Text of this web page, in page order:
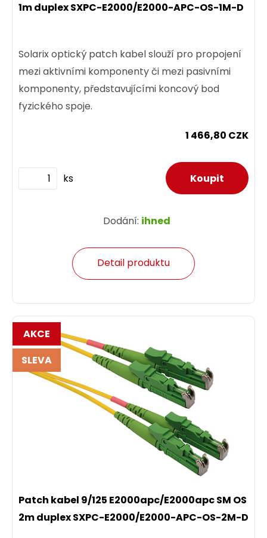
1m duplex SXPC-E2000/E2000-APC-OS-1M-D
Solarix optický patch kabel slouží pro propojení
mezi aktivními komponenty či mezi pasivními
komponenty, představujícími koncový bod
fyzického spoje.
1 466,80 CZK
ks
Dodání: ihned
Detail produktu
AKCE
SLEVA
Patch kabel 9/125 E2000apc/E2000apc SM OS
2m duplex SXPC-E2000/E2000-APC-OS-2M-D